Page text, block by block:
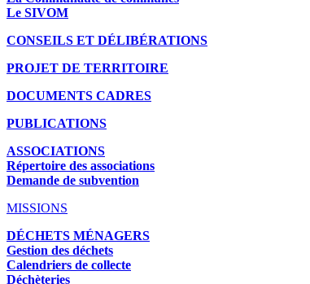
Le SIVOM
CONSEILS ET DÉLIBÉRATIONS
PROJET DE TERRITOIRE
DOCUMENTS CADRES
PUBLICATIONS
ASSOCIATIONS
Répertoire des associations
Demande de subvention
MISSIONS
DÉCHETS MÉNAGERS
Gestion des déchets
Calendriers de collecte
Déchèteries